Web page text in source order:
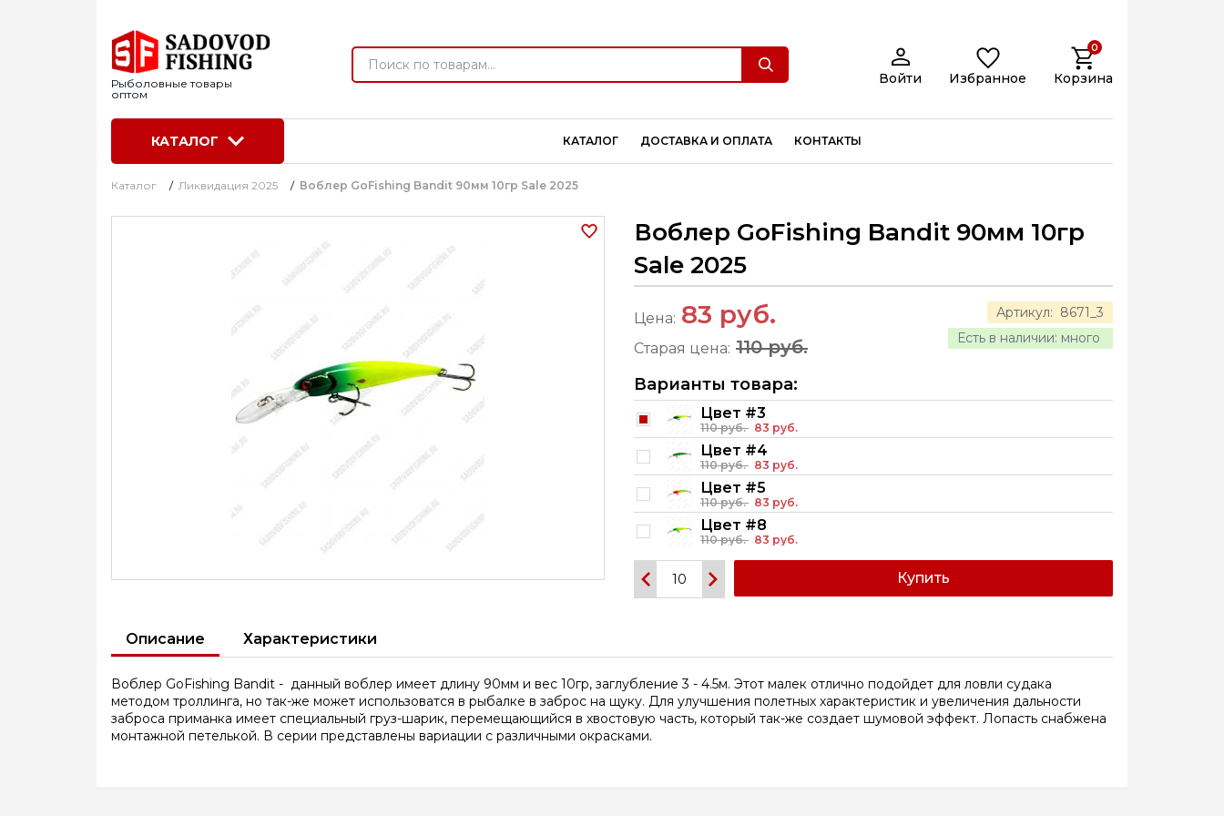
Рыболовные товары
оптом
Войти Избранное
0
Корзина
КАТАЛОГ КАТАЛОГ ДОСТАВКА И ОПЛАТА КОНТАКТЫ
Каталог / Ликвидация 2025 / Воблер GoFishing Bandit 90мм 10гр Sale 2025
Воблер GoFishing Bandit 90мм 10гр
Sale 2025
Артикул: 8671_3
Есть в наличии: много
Цена: 83 руб.
Старая цена: 110 руб.
Варианты товара:
Цвет #3
110 руб. 83 руб.
Цвет #4
110 руб. 83 руб.
Цвет #5
110 руб. 83 руб.
Цвет #8
110 руб. 83 руб.
Цвет #9
110 руб.
Цвет #10
Цвет #14
100 руб. 83 руб.
Цвет #15
110 руб. 83 руб.
Купить
Описание Характеристики
Воблер GoFishing Bandit - данный воблер имеет длину 90мм и вес 10гр, заглубление 3 - 4.5м. Этот малек отлично подойдет для ловли судака
методом троллинга, но так-же может использоватся в рыбалке в заброс на щуку. Для улучшения полетных характеристик и увеличения дальности
заброса приманка имеет специальный груз-шарик, перемещающийся в хвостовую часть, который так-же создает шумовой эффект. Лопасть снабжена
монтажной петелькой. В серии представлены вариации с различными окрасками.